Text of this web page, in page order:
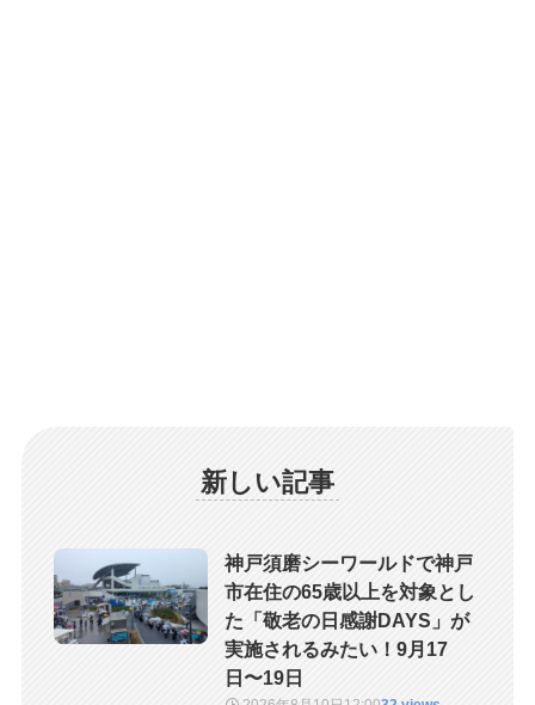
新しい記事
神戸須磨シーワールドで神戸
市在住の65歳以上を対象とし
た「敬老の日感謝DAYS」が
実施されるみたい！9月17
日〜19日